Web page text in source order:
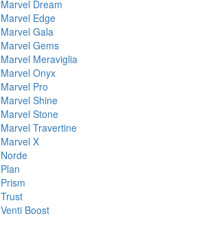
Marvel Dream
Marvel Edge
Marvel Gala
Marvel Gems
Marvel Meraviglia
Marvel Onyx
Marvel Pro
Marvel Shine
Marvel Stone
Marvel Travertine
Marvel X
Norde
Plan
Prism
Trust
Venti Boost